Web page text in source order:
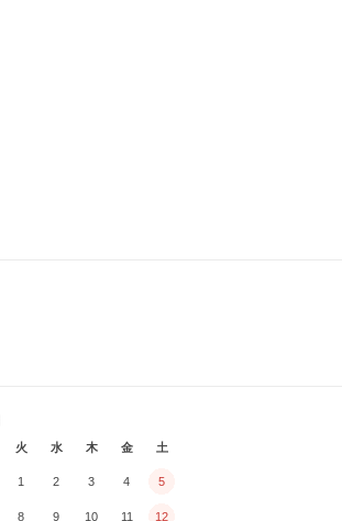
火 水 木 金 土
1 2 3 4 5
8 9 10 11 12